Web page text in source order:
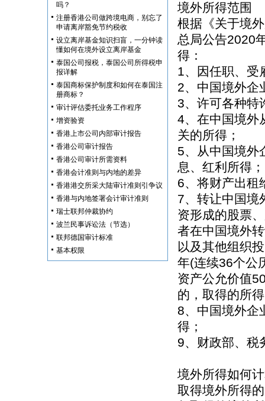
吗？
注册香港公司做跨境电商，别忘了
申请离岸豁免节约税收
设立离岸基金知识扫盲，一分钟读
懂如何在境外设立离岸基金
泰国公司报税，泰国公司所得税申
报详解
泰国商标保护制度和如何在泰国注
册商标？
审计评估委托业务工作程序
增资验资
香港上市公司内部审计报告
香港公司审计报告
香港公司审计所需资料
香港会计准则与内地的差异
香港港交所采大陆审计准则引争议
香港与内地签署会计审计准则
瑞士联邦仲裁协约
波兰民事诉讼法（节选）
联邦德国审计标准
基本权限
境外所得范围
根据《关于境
总局公告2020
得：
1、因任职、受
2、中国境外企
3、许可各种特
4、在中国境外
关的所得；
5、从中国境外
息、红利所得；
6、将财产出租
7、转让中国境
资形成的股票
者在中国境外
以及其他组织
年(连续36个公
资产公允价值
的，取得的所
8、中国境外企
得；
9、财政部、税
境外所得如何
取得境外所得